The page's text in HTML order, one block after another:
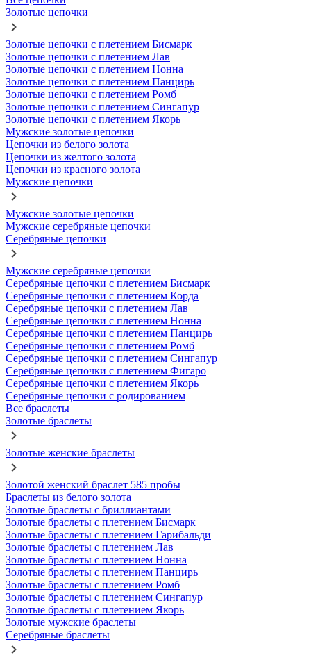
Золотые цепочки
Золотые цепочки с плетением Бисмарк
Золотые цепочки с плетением Лав
Золотые цепочки с плетением Нонна
Золотые цепочки с плетением Панцирь
Золотые цепочки с плетением Ромб
Золотые цепочки с плетением Сингапур
Золотые цепочки с плетением Якорь
Мужские золотые цепочки
Цепочки из белого золота
Цепочки из желтого золота
Цепочки из красного золота
Мужские цепочки
Мужские золотые цепочки
Мужские серебряные цепочки
Серебряные цепочки
Мужские серебряные цепочки
Серебряные цепочки с плетением Бисмарк
Серебряные цепочки с плетением Корда
Серебряные цепочки с плетением Лав
Серебряные цепочки с плетением Нонна
Серебряные цепочки с плетением Панцирь
Серебряные цепочки с плетением Ромб
Серебряные цепочки с плетением Сингапур
Серебряные цепочки с плетением Фигаро
Серебряные цепочки с плетением Якорь
Серебряные цепочки с родированием
Все браслеты
Золотые браслеты
Золотые женские браслеты
Золотой женский браслет 585 пробы
Браслеты из белого золота
Золотые браслеты с бриллиантами
Золотые браслеты с плетением Бисмарк
Золотые браслеты с плетением Гарибальди
Золотые браслеты с плетением Лав
Золотые браслеты с плетением Нонна
Золотые браслеты с плетением Панцирь
Золотые браслеты с плетением Ромб
Золотые браслеты с плетением Сингапур
Золотые браслеты с плетением Якорь
Золотые мужские браслеты
Серебряные браслеты